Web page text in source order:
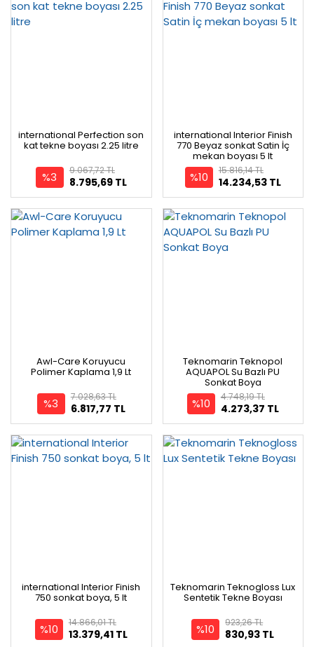
international Perfection son
kat tekne boyası 2.25 litre
%3 8.795,69 TL
9.067,72 TL
international Interior Finish
770 Beyaz sonkat Satin İç
mekan boyası 5 lt
%10 14.234,53 TL
15.816,14 TL
Awl-Care Koruyucu
Polimer Kaplama 1,9 Lt
%3 6.817,77 TL
7.028,63 TL
Teknomarin Teknopol
AQUAPOL Su Bazlı PU
Sonkat Boya
%10 4.273,37 TL
4.748,19 TL
international Interior Finish
750 sonkat boya, 5 lt
%10 13.379,41 TL
14.866,01 TL
Teknomarin Teknogloss Lux
Sentetik Tekne Boyası
%10 830,93 TL
923,26 TL